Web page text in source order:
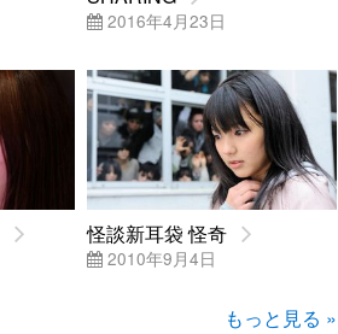
2016年4月23日
怪談新耳袋 怪奇
2010年9月4日
もっと見る »